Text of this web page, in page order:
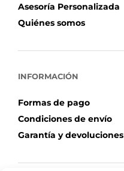
Asesoría Personalizada
Quiénes somos
INFORMACIÓN
Formas de pago
Condiciones de envío
Garantía y devoluciones